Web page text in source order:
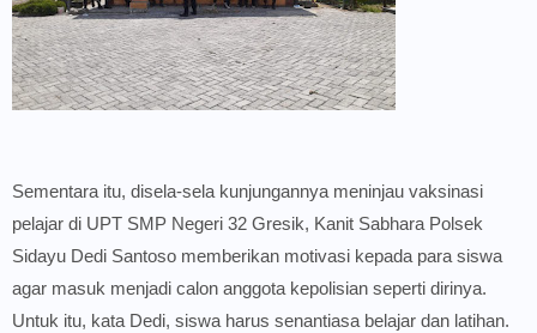
Sementara itu, disela-sela kunjungannya meninjau vaksinasi
pelajar di UPT SMP Negeri 32 Gresik, Kanit Sabhara Polsek
Sidayu Dedi Santoso memberikan motivasi kepada para siswa
agar masuk menjadi calon anggota kepolisian seperti dirinya.
Untuk itu, kata Dedi, siswa harus senantiasa belajar dan latihan.